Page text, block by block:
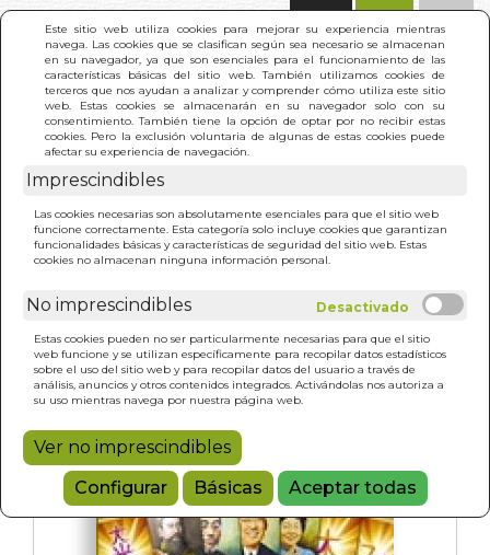
Este sitio web utiliza cookies para mejorar su experiencia mientras
navega. Las cookies que se clasifican según sea necesario se almacenan
en su navegador, ya que son esenciales para el funcionamiento de las
características básicas del sitio web. También utilizamos cookies de
terceros que nos ayudan a analizar y comprender cómo utiliza este sitio
web. Estas cookies se almacenarán en su navegador solo con su
consentimiento. También tiene la opción de optar por no recibir estas
cookies. Pero la exclusión voluntaria de algunas de estas cookies puede
afectar su experiencia de navegación.
Imprescindibles
Las cookies necesarias son absolutamente esenciales para que el sitio web
funcione correctamente. Esta categoría solo incluye cookies que garantizan
funcionalidades básicas y características de seguridad del sitio web. Estas
cookies no almacenan ninguna información personal.
No imprescindibles
Estas cookies pueden no ser particularmente necesarias para que el sitio
web funcione y se utilizan específicamente para recopilar datos estadísticos
sobre el uso del sitio web y para recopilar datos del usuario a través de
análisis, anuncios y otros contenidos integrados. Activándolas nos autoriza a
su uso mientras navega por nuestra página web.
Ver no imprescindibles
Configurar
Básicas Aceptar todas
INICIO > TAROT DEL REIKI (KIT), EL